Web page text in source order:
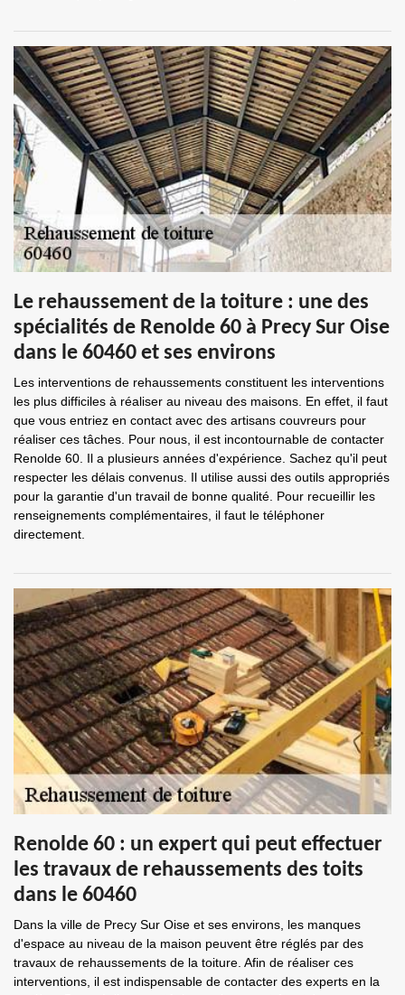
Le rehaussement de la toiture : une des
spécialités de Renolde 60 à Precy Sur Oise
dans le 60460 et ses environs
Les interventions de rehaussements constituent les interventions
les plus difficiles à réaliser au niveau des maisons. En effet, il faut
que vous entriez en contact avec des artisans couvreurs pour
réaliser ces tâches. Pour nous, il est incontournable de contacter
Renolde 60. Il a plusieurs années d'expérience. Sachez qu'il peut
respecter les délais convenus. Il utilise aussi des outils appropriés
pour la garantie d'un travail de bonne qualité. Pour recueillir les
renseignements complémentaires, il faut le téléphoner
directement.
Renolde 60 : un expert qui peut effectuer
les travaux de rehaussements des toits
dans le 60460
Dans la ville de Precy Sur Oise et ses environs, les manques
d'espace au niveau de la maison peuvent être réglés par des
travaux de rehaussements de la toiture. Afin de réaliser ces
interventions, il est indispensable de contacter des experts en la